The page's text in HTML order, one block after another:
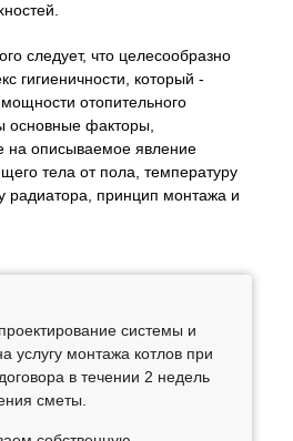
следует, что целесообразно
гигиеничности, который -
отопительного
основные факторы,
на описываемое явление
тела от пола, температуру
радиатора, принцип монтажа и
системы и
услугу монтажа котлов при
в течении 2 недель
сметы.